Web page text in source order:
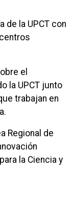
de la UPCT con
el
la UPCT junto
trabajan en
Regional de
la Ciencia y